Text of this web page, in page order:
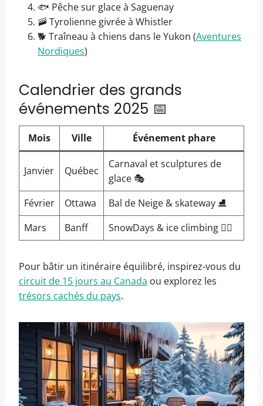
🐟 Pêche sur glace à Saguenay
🚠 Tyrolienne givrée à Whistler
🐕 Traîneau à chiens dans le Yukon (Aventures
Nordiques)
Calendrier des grands
événements 2025 📅
Mois Ville Événement phare
Janvier Québec
Carnaval et sculptures de
glace 🎭
Février
Ottawa
Bal de Neige & skateway ⛸️
Mars
Banff SnowDays & ice climbing 🧗‍♂️
Pour bâtir un itinéraire équilibré, inspirez-vous du
circuit de 15 jours au Canada ou explorez les
trésors cachés du pays.